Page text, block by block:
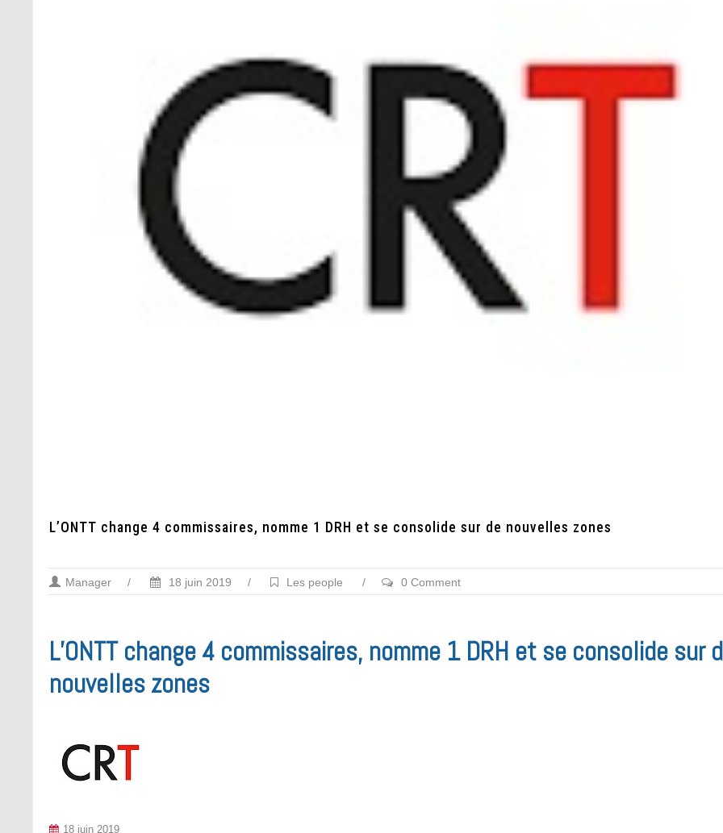
L’ONTT change 4 commissaires, nomme 1 DRH et se consolide sur de nouvelles zones
Manager / 18 juin 2019 / Les people / 0 Comment
L’ONTT change 4 commissaires, nomme 1 DRH et se consolide sur
nouvelles zones
18 juin 2019